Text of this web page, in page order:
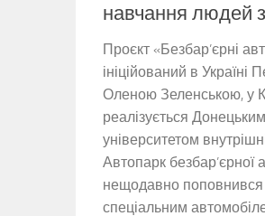
навчання людей з
Проєкт «Безбар’єрні
ініційований в Україні
Оленою Зеленською, у
реалізується
університетом
Автопарк безбар’єрної
нещодавно
спеціальним